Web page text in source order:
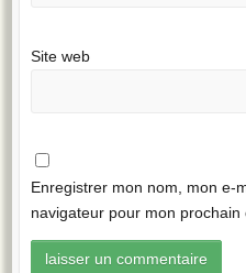
Site web
Enregistrer mon nom, mon e-
navigateur pour mon prochain